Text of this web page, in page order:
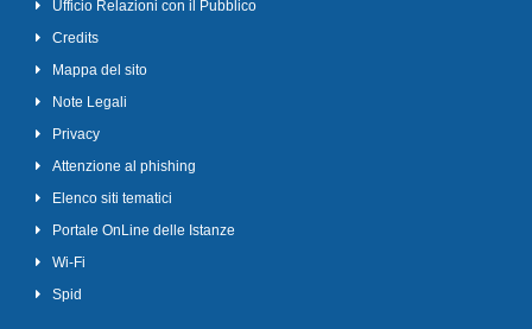
Ufficio Relazioni con il Pubblico
Credits
Mappa del sito
Note Legali
Privacy
Attenzione al phishing
Elenco siti tematici
Portale OnLine delle Istanze
Wi-Fi
Spid